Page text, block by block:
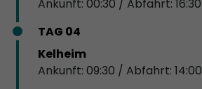
Ankunft: 00:30 / Abfahrt: 16:30
TAG 04
Kelheim
Ankunft: 09:30 / Abfahrt: 14:00